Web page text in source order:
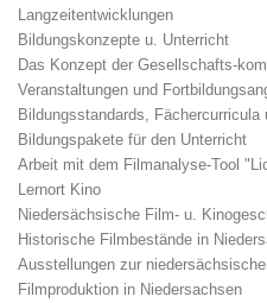
Langzeitentwicklungen
Bildungskonzepte u. Unterricht
Das Konzept der Gesellschafts-
Veranstaltungen und
Bildungsstandards,
Bildungspakete für den Unterricht
Arbeit mit dem Filmanalyse-Tool
Lernort Kino
Niedersächsische Film- u.
Historische Filmbestände in
Ausstellungen zur
Filmproduktion in Niedersachsen